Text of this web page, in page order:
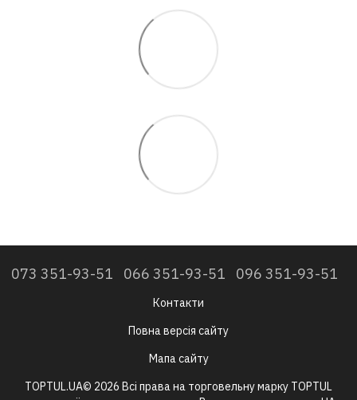
073 351-93-51 066 351-93-51 096 351-93-51
Контакти
Повна версія сайту
Мапа сайту
TOPTUL.UA© 2026 Всі права на торговельну марку TOPTUL